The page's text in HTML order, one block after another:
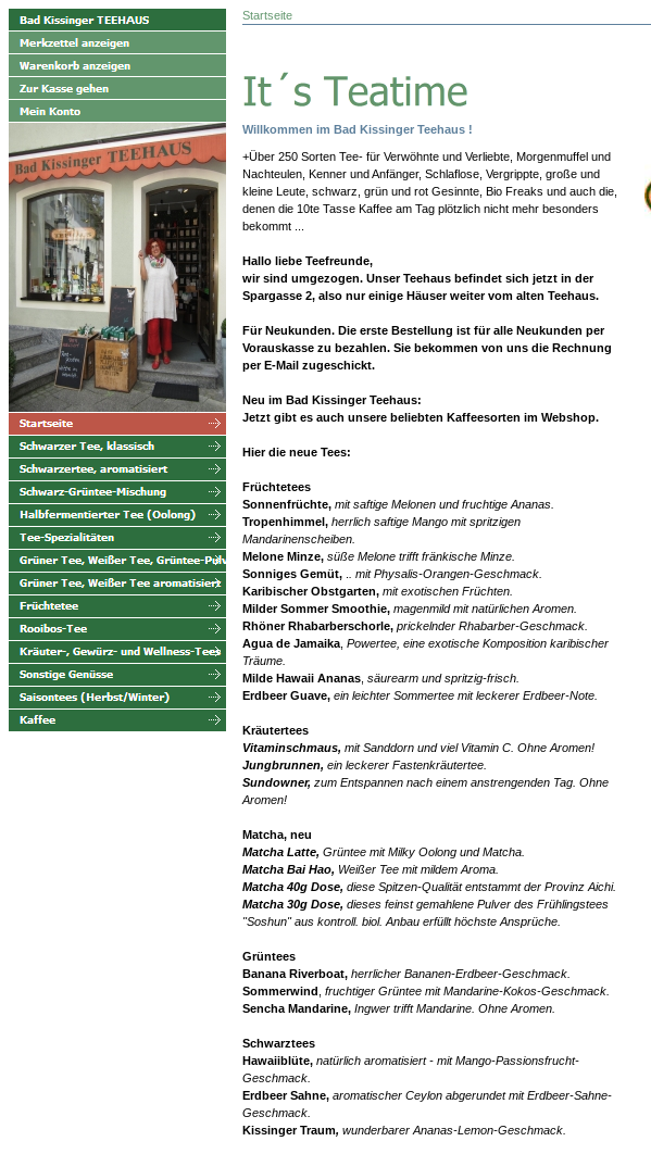
Startseite
Willkommen im Bad Kissinger Teehaus !
+Über 250 Sorten Tee- für Verwöhnte und Verliebte, Morgenmuffel und
Nachteulen, Kenner und Anfänger, Schlaflose, Vergrippte, große und
kleine Leute, schwarz, grün und rot Gesinnte, Bio Freaks und auch die,
denen die 10te Tasse Kaffee am Tag plötzlich nicht mehr besonders
bekommt ...
Hallo liebe Teefreunde,
wir sind umgezogen. Unser Teehaus befindet sich jetzt in der
Spargasse 2, also nur einige Häuser weiter vom alten Teehaus.
Für Neukunden. Die erste Bestellung ist für alle Neukunden per
Vorauskasse zu bezahlen. Sie bekommen von uns die Rechnung
per E-Mail zugeschickt.
Neu im Bad Kissinger Teehaus:
Jetzt gibt es auch unsere beliebten Kaffeesorten im Webshop.
Hier die neue Tees:
Früchtetees
Sonnenfrüchte, mit saftige Melonen und fruchtige Ananas.
Tropenhimmel, herrlich saftige Mango mit spritzigen
Mandarinenscheiben.
Melone Minze, süße Melone trifft fränkische Minze.
Sonniges Gemüt,
. mit Physalis-Orangen-Geschmack.
Karibischer Obstgarten, mit exotischen Früchten.
Milder Sommer Smoothie, magenmild mit natürlichen Aromen.
Rhöner Rhabarberschorle, prickelnder Rhabarber-Geschmack.
Agua de Jamaika Powertee, eine exotische Komposition karibischer
Träume.
Milde Hawaii Ananas säurearm und spritzig-frisch.
Erdbeer Guave, ein leichter Sommertee mit leckerer Erdbeer-Note.
Kräutertees
Vitaminschmaus, mit Sanddorn und viel Vitamin C. Ohne Aromen!
Jungbrunnen, ein leckerer Fastenkräutertee.
Sundowner, zum Entspannen nach einem anstrengenden Tag. Ohne
Aromen!
Matcha, neu
Matcha Latte, Grüntee mit Milky Oolong und Matcha.
Matcha Bai Hao, Weißer Tee mit mildem Aroma.
Matcha 40g Dose, diese Spitzen-Qualität entstammt der Provinz Aichi.
Matcha 30g Dose, dieses feinst gemahlene Pulver des Frühlingstees
"Soshun" aus kontroll. biol. Anbau erfüllt höchste Ansprüche.
Grüntees
Banana Riverboat, herrlicher Bananen-Erdbeer-Geschmack.
Sommerwind fruchtiger Grüntee mit Mandarine-Kokos-Geschmack.
Sencha Mandarine, Ingwer trifft Mandarine. Ohne Aromen.
Schwarztees
Hawaiiblüte, natürlich aromatisiert - mit Mango-Passionsfrucht-
Geschmack.
Erdbeer Sahne, aromatischer Ceylon abgerundet mit Erdbeer-Sahne-
Geschmack.
Kissinger Traum, wunderbarer Ananas-Lemon-Geschmack.